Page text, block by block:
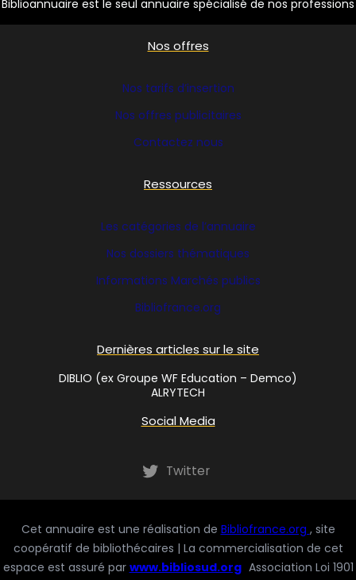
Biblioannuaire est le seul annuaire spécialisé de nos professions
Nos offres
Nos tarifs d’insertion
Nos offres publicitaires
Contactez nous
Ressources
Les catégories de l’annuaire
Nos dossiers thématiques
Informations Marchés publics
Bibliofrance.org
Dernières articles sur le site
DIBLIO (ex Groupe WF Education – Demco)
ALRYTECH
Social Media
Twitter
Cet annuaire est une réalisation de Bibliofrance.org , site
coopératif de bibliothécaires | La commercialisation de cet
espace est assuré par www.bibliosud.org Association Loi 1901